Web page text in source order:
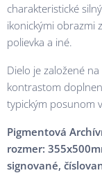
charakteristické
ikonickými obrazmi
polievka a iné.
Dielo je založené
kontrastom
typickým posunom
Pigmentová
rozmer:
signované,